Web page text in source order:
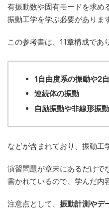
有振動数や固有モードを求め
振動工学を学ぶ必要がありま
この参考書は、11章構成であり
1自由度系の振動や2
連続体の振動
自励振動や非線形振
などが含まれており、振動工
演習問題が章末にあるだけで
書かれているので、学んだ内
注意点として、 振動計測やデ